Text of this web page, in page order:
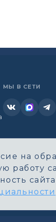
МЫ В СЕТИ
права
на
работу
сайта